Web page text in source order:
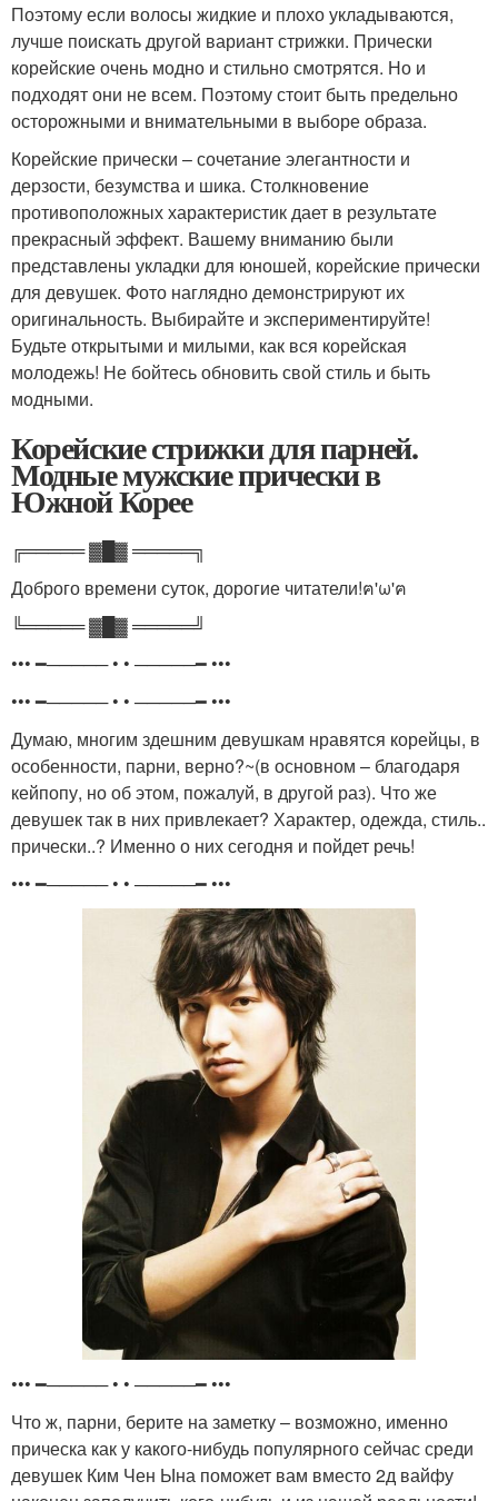
Поэтому если волосы жидкие и плохо укладываются,
лучше поискать другой вариант стрижки. Прически
корейские очень модно и стильно смотрятся. Но и
подходят они не всем. Поэтому стоит быть предельно
осторожными и внимательными в выборе образа.
Корейские прически – сочетание элегантности и
дерзости, безумства и шика. Столкновение
противоположных характеристик дает в результате
прекрасный эффект. Вашему вниманию были
представлены укладки для юношей, корейские прически
для девушек. Фото наглядно демонстрируют их
оригинальность. Выбирайте и экспериментируйте!
Будьте открытыми и милыми, как вся корейская
молодежь! Не бойтесь обновить свой стиль и быть
модными.
Корейские стрижки для парней.
Модные мужские прически в
Южной Корее
╔═════ ▓█▓ ═════╗
Доброго времени суток, дорогие читатели!ฅ'ω'ฅ
╚═════ ▓█▓ ═════╝
••• ━───── • • ─────━ •••
••• ━───── • • ─────━ •••
Думаю, многим здешним девушкам нравятся корейцы, в
особенности, парни, верно?~(в основном – благодаря
кейпопу, но об этом, пожалуй, в другой раз). Что же
девушек так в них привлекает? Характер, одежда, стиль..
прически..? Именно о них сегодня и пойдет речь!
••• ━───── • • ─────━ •••
••• ━───── • • ─────━ •••
Что ж, парни, берите на заметку – возможно, именно
прическа как у какого-нибудь популярного сейчас среди
девушек Ким Чен Ына поможет вам вместо 2д вайфу